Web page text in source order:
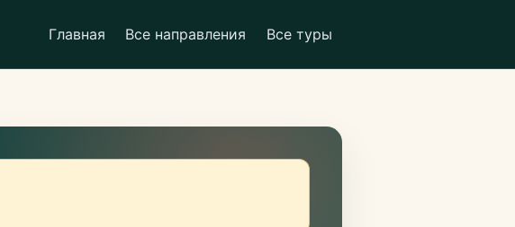
Главная Все направления Все туры